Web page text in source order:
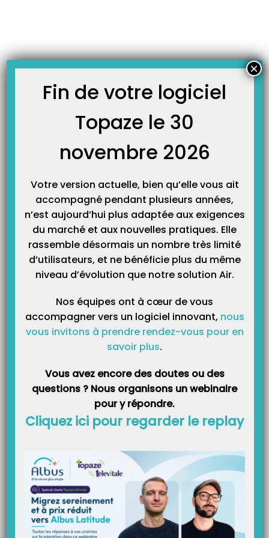
À LA UNE
[FAMI 2023] Ne laissez pas filer vos aides financières !
Ces dernières semaines de 2023 vont être d’une importance capitale pour
télétransmission. Chez Topaze Télévitale, on vous donne la recette et elle est
IN-RA-TABLE. Pour 590€ d’aides à la télétransmission*, il vous faut… Quelques
Catégories
Fin de votre logiciel
Topaze le 30
novembre 2026
Votre version actuelle, bien qu’elle vous ait
accompagné pendant plusieurs années,
n’est aujourd’hui plus adaptée aux exigences
du marché et aux nouvelles pratiques. Elle
rassemble désormais un nombre très limité
d’utilisateurs, et ne bénéficie plus du même
niveau d’évolution que notre solution Air.
Nos équipes ont à cœur de vous
accompagner vers un logiciel innovant, nous
vous invitons à prendre rendez-vous pour en
savoir plus.
Vous avez encore des doutes ou des
questions ? Nous organisons un webinaire
pour y répondre.
Cliquez ici pour regarder le replay
×